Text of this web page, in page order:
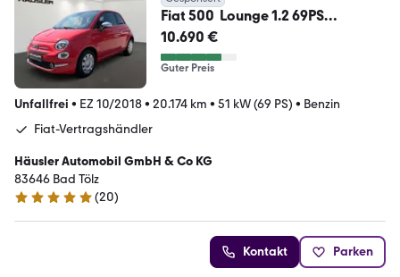
Fiat 500 Lounge 1.2 69PS
Glasdach, PDC, Carplay uvm.
10.690 €
Guter Preis
Unfallfrei • EZ 10/2018• 20.174 km • 51 kW (69 PS) • Benzin
Fiat-Vertragshändler
Häusler Automobil GmbH & Co KG
83646 Bad Tölz
5 Sterne
(20)
Kontakt Parken